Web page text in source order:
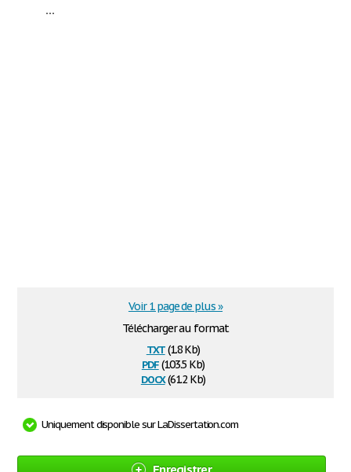
...
Télécharger au format
txt(1.8 Kb)
pdf(103.5 Kb)
docx(61.2 Kb)
Voir 1 page de plus »
Uniquement disponible sur LaDissertation.com